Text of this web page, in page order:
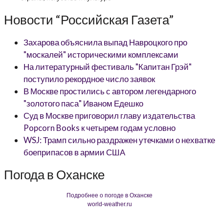
Новости “Российская Газета”
Захарова объяснила выпад Навроцкого про
"москалей" историческими комплексами
На литературный фестиваль "Капитан Грэй"
поступило рекордное число заявок
В Москве простились с автором легендарного
"золотого паса" Иваном Едешко
Суд в Москве приговорил главу издательства
Popcorn Books к четырем годам условно
WSJ: Трамп сильно раздражен утечками о нехватке
боеприпасов в армии США
Погода в Оханске
Подробнее о погоде в Оханске
world-weather.ru